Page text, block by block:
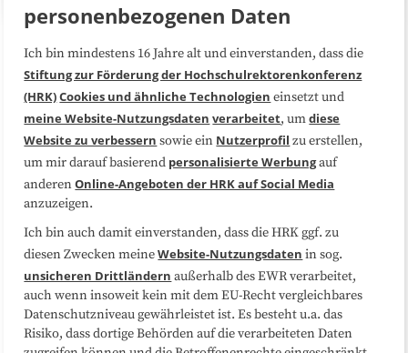
Über uns FAQ
Medienarbeit Kooperationen
Datenschutzerklärung Impressum
Sitemap
Folgen Sie uns
personenbezogenen Daten
Ich bin mindestens 16 Jahre alt und einverstanden, dass die
Stiftung zur Förderung der Hochschulrektorenkonferenz
(HRK)Cookies und ähnliche Technologien einsetzt und
meine Website-Nutzungsdaten verarbeitet, umdiese
Website zu verbessern sowie ein Nutzerprofil zu erstellen,
um mir darauf basierend personalisierte Werbungauf
anderenOnline-Angeboten der HRK auf Social Media
anzuzeigen.
Ich bin auch damit einverstanden, dass die HRK ggf. zu
diesen Zwecken meineWebsite-Nutzungsdaten in sog.
unsicheren Drittländern außerhalb des EWR verarbeitet,
auch wenn insoweit kein mit dem EU-Recht vergleichbares
Datenschutzniveau gewährleistet ist. Es besteht u.a. das
Risiko, dass dortige Behörden auf die verarbeiteten Daten